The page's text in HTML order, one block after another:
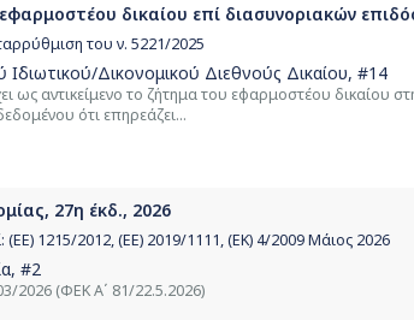
δικαίου επί διασυνοριακών
του ν. 5221/2025
Δικονομικού Διεθνούς Δικαίου, #14
ως αντικείμενο το ζήτημα του εφαρμοστέου δικαίου
ότι επηρεάζει...
27η έκδ., 2026
(ΕΕ) 1215/2012, (ΕΕ) 2019/1111, (ΕΚ) 4/2009 Μάιος 2026
, #2
2026 (ΦΕΚ Α΄ 81/22.5.2026)